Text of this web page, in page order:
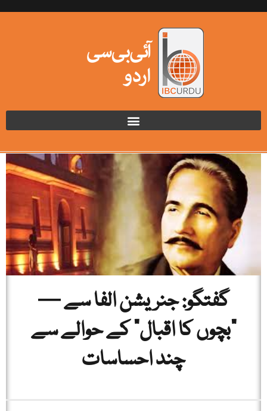
گفتگو: جنریشن الفا سے —
"بچوں کا اقبال” کے حوالے سے
چند احساسات